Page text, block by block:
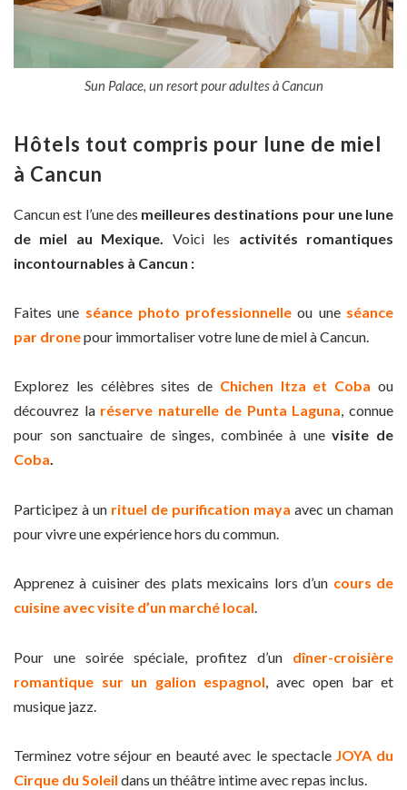
Sun Palace, un resort pour adultes à Cancun
Hôtels tout compris pour lune de miel
à Cancun
Cancun est l’une des meilleures destinations pour une lune
de miel au Mexique.
Voici les activités romantiques
incontournables à Cancun :
Faites une séance photo professionnelle ou une séance
par dronepour immortaliser votre lune de miel à Cancun.
Explorez les célèbres sites de Chichen Itza et Coba ou
découvrez la réserve naturelle de Punta Laguna, connue
pour son sanctuaire de singes, combinée à unevisite de
Coba.
Participez à un rituel de purification maya avec un chaman
pour vivre une expérience hors du commun.
Apprenez à cuisiner des plats mexicains lors d’un cours de
cuisine avec visite d’un marché local.
Pour une soirée spéciale, profitez d’un dîner-croisière
romantique sur un galion espagnol , avec open bar et
musique jazz.
Terminez votre séjour en beauté avec le spectacle JOYA du
Cirque du Soleil dans un théâtre intime avec repas inclus.